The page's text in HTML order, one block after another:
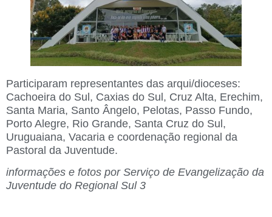
Participaram representantes das arqui/dioceses:
Cachoeira do Sul, Caxias do Sul, Cruz Alta, Erechim,
Santa Maria, Santo Ângelo, Pelotas, Passo Fundo,
Porto Alegre, Rio Grande, Santa Cruz do Sul,
Uruguaiana, Vacaria e coordenação regional da
Pastoral da Juventude.
informações e fotos por Serviço de Evangelização da
Juventude do Regional Sul 3